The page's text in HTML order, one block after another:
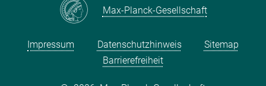
Max-Planck-Gesellschaft
Impressum Datenschutzhinweis
Sitemap
Barrierefreiheit